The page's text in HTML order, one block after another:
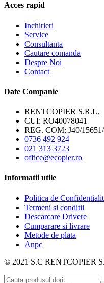
Acces rapid
Inchirieri
Service
Consultanta
Cautare comanda
Despre Noi
Contact
Date Companie
RENTCOPIER S.R.L.
CUI: RO40078041
REG. COM: J40/
0736 492 924
021 313 3723
office@ecopier.ro
Informatii utile
Politica de
Termeni si conditii
Descarcare Drivere
Cumparare si livrare
Metode de plata
Anpc
© 2021 S.C RENTCOPIER